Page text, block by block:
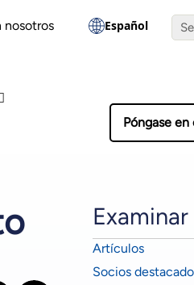
nosotros Español
Póngase
Artículos
Socios
Realiza la evaluación